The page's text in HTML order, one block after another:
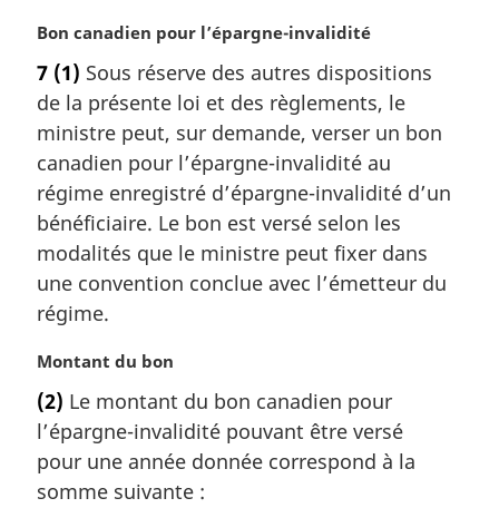
g
n
a
e
:
N
t
e
m
a
g
i
n
a
e
:
Bon canadien pour l’épargne-invalidité
7 (1) Sous réserve des autres dispositions
de la présente loi et des règlements, le
ministre peut, sur demande, verser un bon
canadien pour l’épargne-invalidité au
régime enregistré d’épargne-invalidité d’un
bénéficiaire. Le bon est versé selon les
modalités que le ministre peut fixer dans
une convention conclue avec l’émetteur du
régime.
N
t
e
m
a
Montant du bon
(2) Le montant du bon canadien pour
l’épargne-invalidité pouvant être versé
pour une année donnée correspond à la
somme suivante :